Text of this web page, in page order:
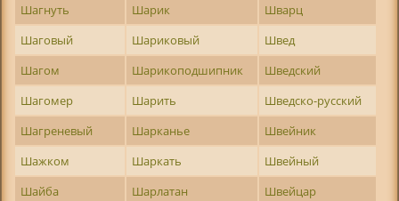
Шагнуть
Шарик
Шварц
Шаговый
Шариковый
Швед
Шагом
Шарикоподшипник
Шведский
Шагомер
Шарить
Шведско-русский
Шагреневый
Шарканье
Швейник
Шажком
Шаркать
Швейный
Шайба
Шарлатан
Швейцар